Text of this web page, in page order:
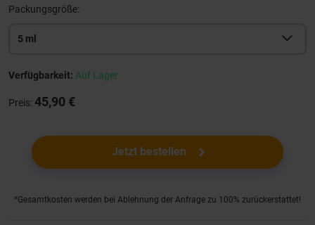
Packungsgröße:
5 ml
Verfügbarkeit: Auf Lager
Preis: 45,90 €
Jetzt bestellen
*Gesamtkosten werden bei Ablehnung der Anfrage zu 100% zurückerstattet!